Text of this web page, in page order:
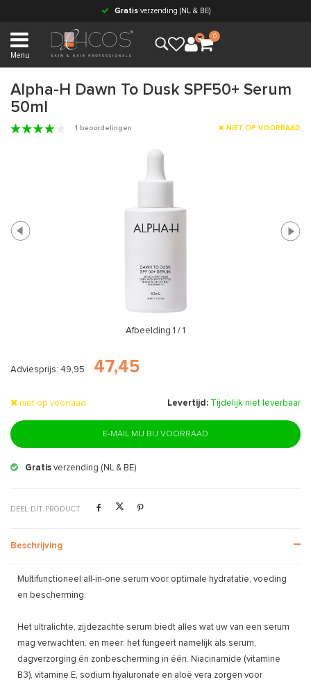
Gratisverzending (NL & BE)
Menu
0
Alpha-H Dawn To Dusk SPF50+ Serum
50ml
1 beoordelingen NIET OP VOORRAAD
Afbeelding 1 / 1
Adviesprijs: 49,95 47,45
niet op voorraad Levertijd: Tijdelijk niet leverbaar
E-MAIL MIJ BIJ VOORRAAD
Gratis verzending (NL & BE)
DEEL DIT PRODUCT
Beschrijving
Multifunctioneel all-in-one serum voor optimale hydratatie, voeding
en bescherming.
Het ultralichte, zijdezachte serum biedt alles wat uw van een serum
mag verwachten, en meer: het fungeert namelijk als serum,
dagverzorging én zonbescherming in één. Niacinamide (vitamine
B3), vitamine E, sodium hyaluronate en aloë vera zorgen voor